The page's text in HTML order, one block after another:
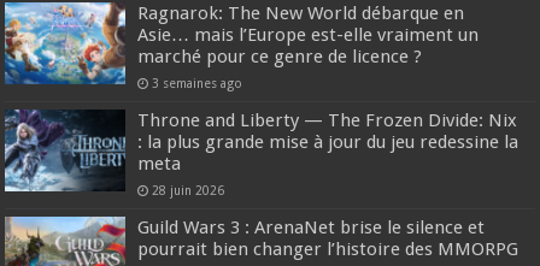
Ragnarok: The New World débarque en
Asie… mais l’Europe est-elle vraiment un
marché pour ce genre de licence ?
3 semaines ago
Throne and Liberty — The Frozen Divide: Nix
: la plus grande mise à jour du jeu redessine la
meta
28 juin 2026
Guild Wars 3 : ArenaNet brise le silence et
pourrait bien changer l’histoire des MMORPG